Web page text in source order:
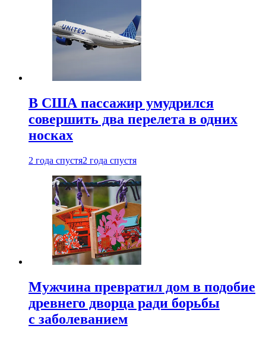
В США пассажир умудрился
совершить два перелета в одних
носках
2 года спустя2 года спустя
Мужчина превратил дом в подобие
древнего дворца ради борьбы
с заболеванием